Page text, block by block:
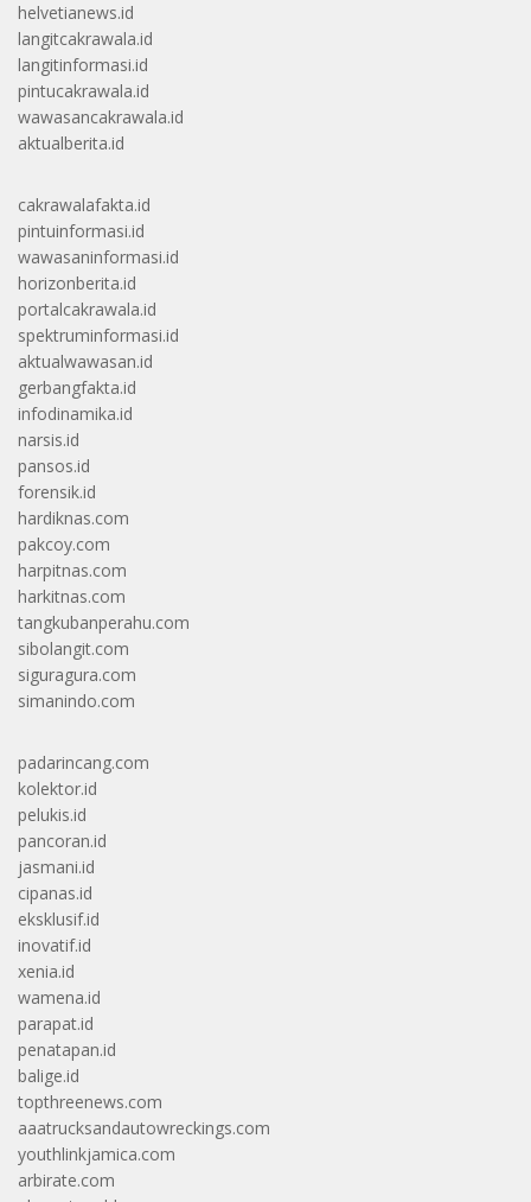
helvetianews.id
langitcakrawala.id
langitinformasi.id
pintucakrawala.id
wawasancakrawala.id
aktualberita.id
cakrawalafakta.id
pintuinformasi.id
wawasaninformasi.id
horizonberita.id
portalcakrawala.id
spektruminformasi.id
aktualwawasan.id
gerbangfakta.id
infodinamika.id
narsis.id
pansos.id
forensik.id
hardiknas.com
pakcoy.com
harpitnas.com
harkitnas.com
tangkubanperahu.com
sibolangit.com
siguragura.com
simanindo.com
padarincang.com
kolektor.id
pelukis.id
pancoran.id
jasmani.id
cipanas.id
eksklusif.id
inovatif.id
xenia.id
wamena.id
parapat.id
penatapan.id
balige.id
topthreenews.com
aaatrucksandautowreckings.com
youthlinkjamica.com
arbirate.com